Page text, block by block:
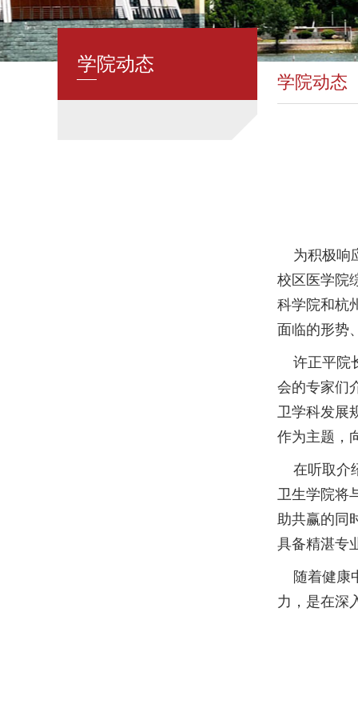
学院动态
学院动态
为积极响
校区医学院
科学院和杭
面临的形势
许正平院
会的专家们
卫学科发展
作为主题，
在听取介
卫生学院将
助共赢的同
具备精湛专
随着健康
力，是在深